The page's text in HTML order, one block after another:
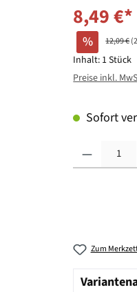
8,49 €*
% 12,09 €
Inhalt: 1 Stück
Preise inkl.
Sofort
Zum